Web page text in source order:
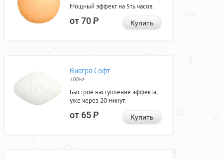
Мощный эффект на 5ть часов.
от 70Р Купить
Виагра Софт
100мг
Быстрое наступление эффекта,
уже через 20 минут.
от 65Р Купить